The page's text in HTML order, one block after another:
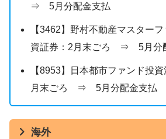
⇒ 5月分配金支払
【3462】野村不動産マスター
資証券：2月末ごろ ⇒ 5月分
【8953】日本都市ファンド投
月末ごろ ⇒ 5月分配金支払
海外